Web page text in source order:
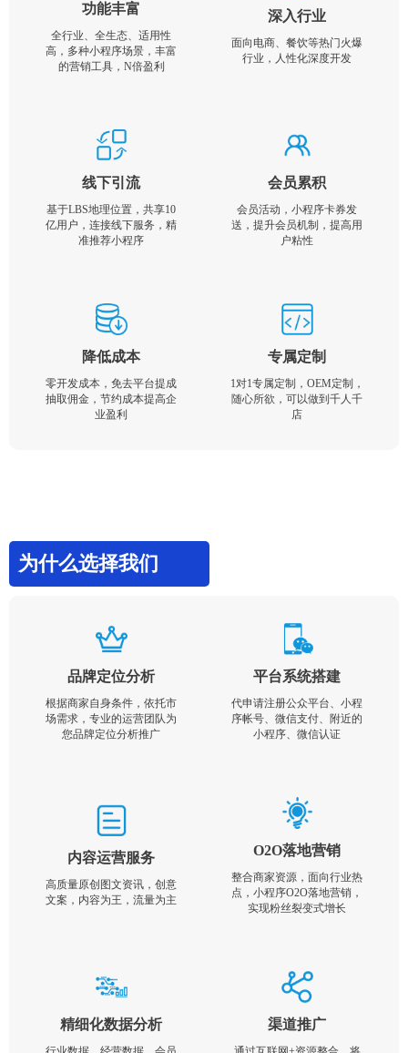
功能丰富
全行业、全生态、适用性
高，多种小程序场景，丰富
的营销工具，N倍盈利
深入行业
面向电商、餐饮等热门火爆
行业，人性化深度开发
线下引流
基于LBS地理位置，共享10
亿用户，连接线下服务，精
准推荐小程序
会员累积
会员活动，小程序卡券发
送，提升会员机制，提高用
户粘性
降低成本
零开发成本，免去平台提成
抽取佣金，节约成本提高企
业盈利
专属定制
1对1专属定制，OEM定制，
随心所欲，可以做到千人千
店
为什么选择我们
品牌定位分析
根据商家自身条件，依托市
场需求，专业的运营团队为
您品牌定位分析推广
平台系统搭建
代申请注册公众平台、小程
序帐号、微信支付、附近的
小程序、微信认证
内容运营服务
高质量原创图文资讯，创意
文案，内容为王，流量为主
O2O落地营销
整合商家资源，面向行业热
点，小程序O2O落地营销，
实现粉丝裂变式增长
精细化数据分析 渠道推广